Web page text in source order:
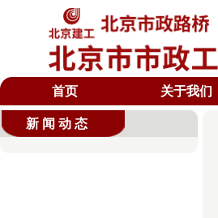
首页 关于我们
新闻动态